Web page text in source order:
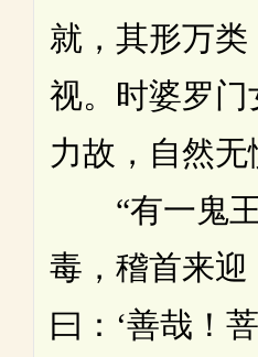
就，其形万类
视。时婆罗门
力故，自然无
“有一鬼王
毒，稽首来迎
曰：‘善哉！